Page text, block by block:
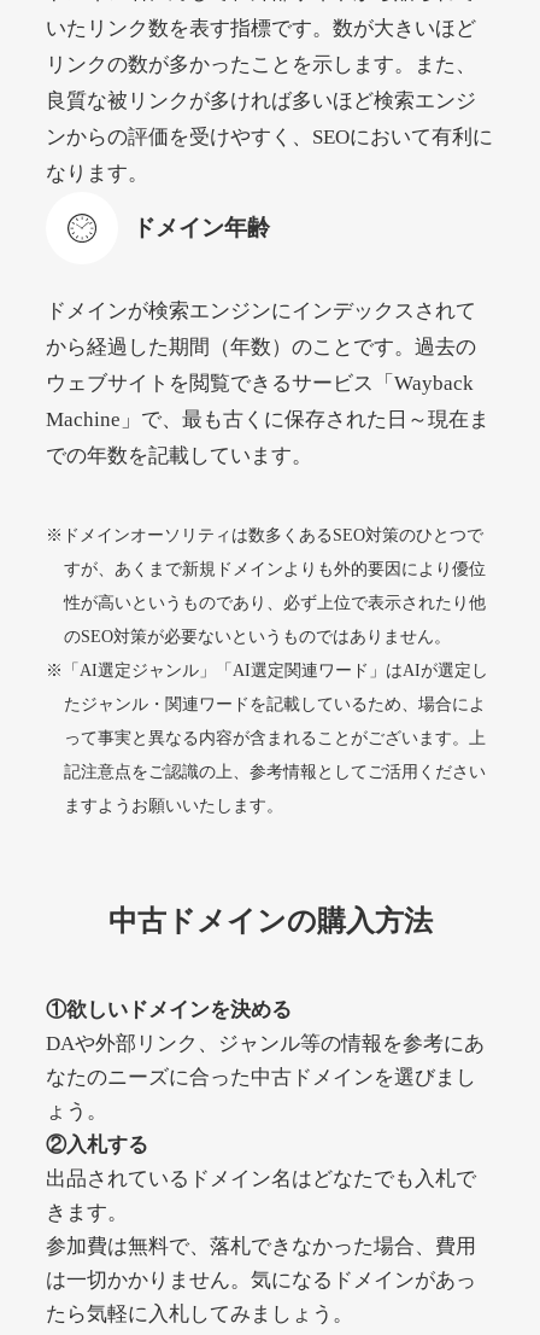
beamie.jp
ジャンルエンターテイメント
DA 52 外部リンク数
4,200円
詳細を見る
themusicnotebook.com
DA52 392
詳細を見る
alprostadil-br.info
ジャンルその他
DA51 外部リンク数 1202 ドメイン年齢1年
入札 0件
詳細を見る
10,800円 入札 0件
debtconsolidationorg.info
ジャンル
DA49 外部リンク数389 ドメイン年齢1年
10,800円 入札 0件
いたリンク数を表す指標です。数が大きいほど
リンクの数が多かったことを示します。また、
良質な被リンクが多ければ多いほど検索エンジ
ンからの評価を受けやすく、SEOにおいて有利に
なります。
ドメイン年齢
ドメインが検索エンジンにインデックスされて
から経過した期間（年数）のことです。過去の
ウェブサイトを閲覧できるサービス「Wayback
Machine」で、最も古くに保存された日～現在ま
での年数を記載しています。
※ドメインオーソリティは数多くあるSEO対策のひとつで
すが、あくまで新規ドメインよりも外的要因により優位
性が高いというものであり、必ず上位で表示されたり他
のSEO対策が必要ないというものではありません。
※「AI選定ジャンル」「AI選定関連ワード」はAIが選定し
たジャンル・関連ワードを記載しているため、場合によ
って事実と異なる内容が含まれることがございます。上
記注意点をご認識の上、参考情報としてご活用ください
ますようお願いいたします。
中古ドメインの購入方法
①欲しいドメインを決める
DAや外部リンク、ジャンル等の情報を参考にあ
なたのニーズに合った中古ドメインを選びまし
ょう。
②入札する
出品されているドメイン名はどなたでも入札で
きます。
参加費は無料で、落札できなかった場合、費用
は一切かかりません。気になるドメインがあっ
たら気軽に入札してみましょう。